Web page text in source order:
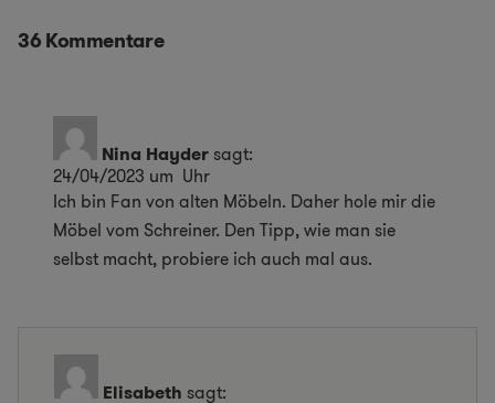
36 Kommentare
Nina Haydersagt:
24/04/2023 um Uhr
Ich bin Fan von alten Möbeln. Daher hole mir die
Möbel vom Schreiner. Den Tipp, wie man sie
selbst macht, probiere ich auch mal aus.
Elisabeth sagt: